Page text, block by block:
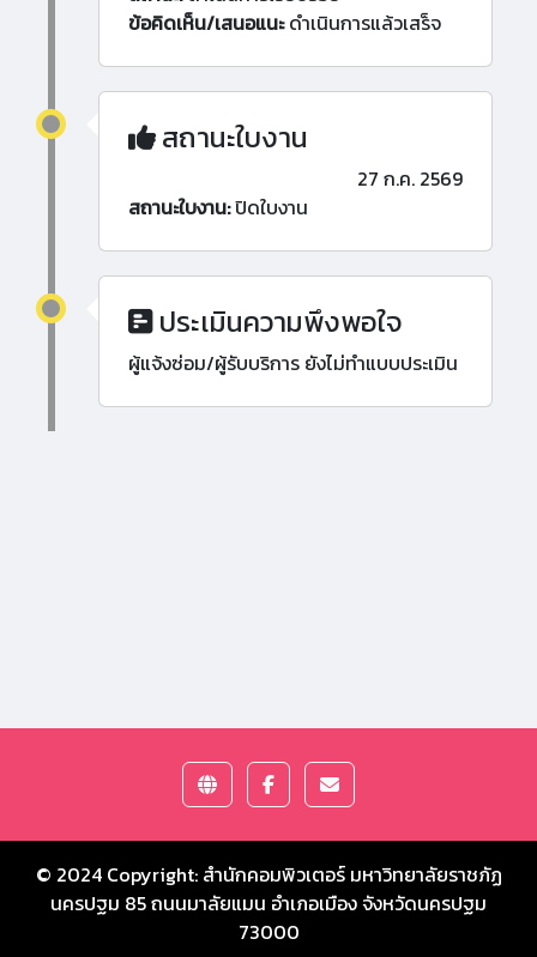
ข้อคิดเห็น/เสนอแนะดำเนินการแล้วเสร็จ
สถานะใบงาน
27 ก.ค. 2569
สถานะใบงาน:ปิดใบงาน
ประเมินความพึงพอใจ
ผู้แจ้งซ่อม/ผู้รับบริการ ยังไม่ทำแบบประเมิน
© 2024 Copyright: สำนักคอมพิวเตอร์ มหาวิทยาลัยราชภัฏ
นครปฐม 85 ถนนมาลัยแมน อำเภอเมือง จังหวัดนครปฐม
73000